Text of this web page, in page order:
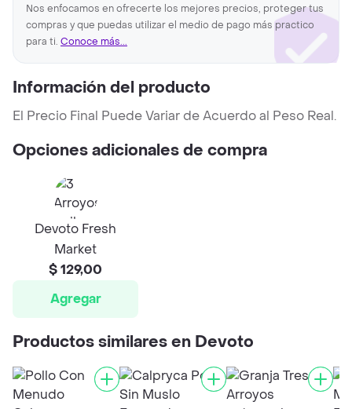
Nos enfocamos en ofrecerte los mejores precios, proteger tus
compras y que puedas utilizar el medio de pago más practico
para ti. Conoce más...
Información del producto
El Precio Final Puede Variar de Acuerdo al Peso Real.
Opciones adicionales de compra
Devoto Fresh
Market
$ 129,00
Agregar
Productos similares en Devoto